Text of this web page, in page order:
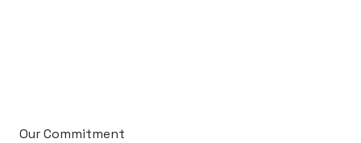
Our Commitment